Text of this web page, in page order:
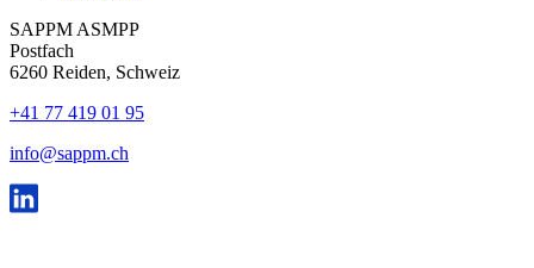
SAPPM ASMPP
Postfach
6260 Reiden, Schweiz
+41 77 419 01 95
info@sappm.ch